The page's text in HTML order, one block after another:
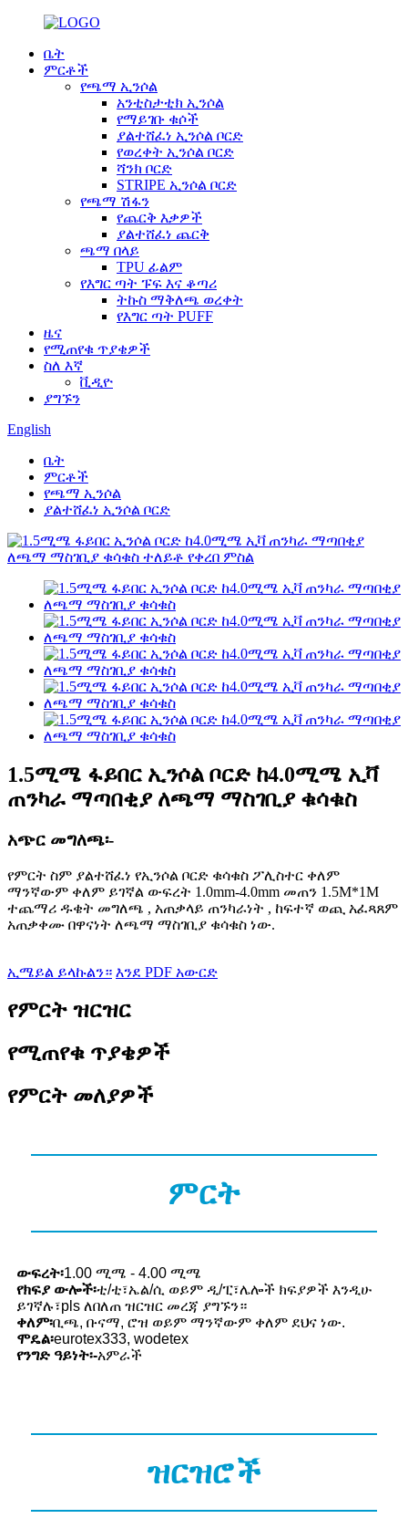
ቤት
ምርቶች
የጫማ ኢንሶል
አንቲስታቲክ ኢንሶል
የማይገቡ ቁሶች
ያልተሸፈነ ኢንሶል ቦርድ
የወረቀት ኢንሶል ቦርድ
ሻንክ ቦርድ
STRIPE ኢንሶል ቦርድ
የጫማ ሽፋን
የጨርቅ እቃዎች
ያልተሸፈነ ጨርቅ
ጫማ በላይ
TPU ፊልም
የእግር ጣት ፑፍ እና ቆጣሪ
ትኩስ ማቅለጫ ወረቀት
የእግር ጣት PUFF
ዜና
የሚጠየቁ ጥያቄዎች
ስለ እኛ
ቪዲዮ
ያግኙን
English
ቤት
ምርቶች
የጫማ ኢንሶል
ያልተሸፈነ ኢንሶል ቦርድ
1.5ሚሜ ፋይበር ኢንሶል ቦርድ ከ4.0ሚሜ ኢቫ
ጠንካራ ማጣበቂያ ለጫማ ማስገቢያ ቁሳቁስ
አጭር መግለጫ፡-
የምርት ስም ያልተሸፈነ የኢንሶል ቦርድ ቁሳቁስ ፖሊስተር ቀለም
ማንኛውም ቀለም ይገኛል ውፍረት 1.0mm-4.0mm መጠን 1.5M*1M
ተጨማሪ ዱቄት መግለጫ , አጠቃላይ ጠንካራነት , ከፍተኛ ወጪ አፈጻጸም
አጠቃቀሙ በዋናነት ለጫማ ማስገቢያ ቁሳቁስ ነው.
ኢሜይል ይላኩልን። እንደ PDF አውርድ
የምርት ዝርዝር
የሚጠየቁ ጥያቄዎች
የምርት መለያዎች
ምርት
ውፍረት፡1.00 ሚሜ - 4.00 ሚሜ
የክፍያ ውሎች፡ቲ/ቲ፣ኤል/ሲ ወይም ዲ/ፒ፣ሌሎች ክፍያዎች እንዲሁ
ይገኛሉ፣pls ለበለጠ ዝርዝር መረጃ ያግኙን።
ቀለም፡ቢጫ, ቡናማ, ሮዝ ወይም ማንኛውም ቀለም ደህና ነው.
ሞዴል፡eurotex333, wodetex
የንግድ ዓይነት፡-አምራች
ዝርዝሮች